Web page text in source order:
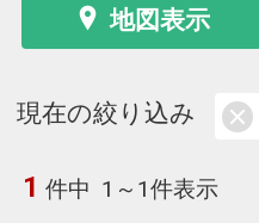
地図表示
現在の絞り込み
1 件中 1～1件表示